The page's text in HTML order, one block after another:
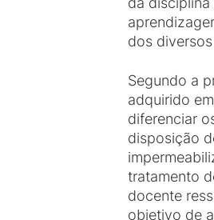
dos
Segundo a
adquirido
diferenciar
disposição
tratamento
docente
objetivo de